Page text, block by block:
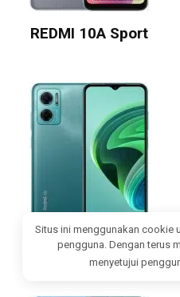
REDMI 10A Sport
REDMI 10 5G
Situs ini menggunakan cookie
pengguna. Dengan terus
menyetujui